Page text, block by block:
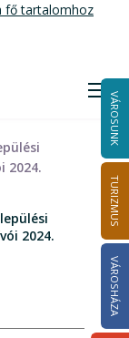
fő tartalomhoz
VÁROSUNK
TURIZMUS
VÁROSHÁZA
2024.
2024.